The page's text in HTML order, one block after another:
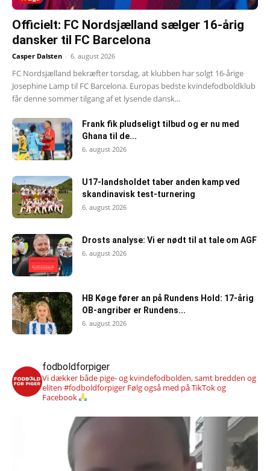
Officielt: FC Nordsjælland sælger 16-årig
dansker til FC Barcelona
Casper Dalsten - 6. august 2026
FC Nordsjælland bekræfter torsdag, at klubben har solgt 16-årige
Josephine Lamp til FC Barcelona. Europas bedste kvindefodboldklub
får denne sommer tilgang af et lysende dansk...
Frank fik pludseligt tilbud og er nu med
Ghana til de...
6. august 2026
U17-landsholdet taber anden kamp ved
skandinavisk test-turnering
6. august 2026
Drosts analyse: Vi er nødt til at tale om AGF
6. august 2026
HB Køge fører an på Rundens Hold: 17-årig
OB-angriber er Rundens...
6. august 2026
fodboldforpiger
Vi dækker både pige- og kvindefodbolden, samt bredden og
eliten #fodboldforpiger Følg også med på TikTok og
Facebook